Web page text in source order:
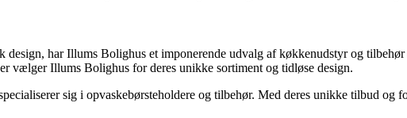
design, har Illums Bolighus et imponerende udvalg af køkkenudstyr og
vælger Illums Bolighus for deres unikke sortiment og tidløse design.
sig i opvaskebørsteholdere og tilbehør. Med deres unikke tilbud